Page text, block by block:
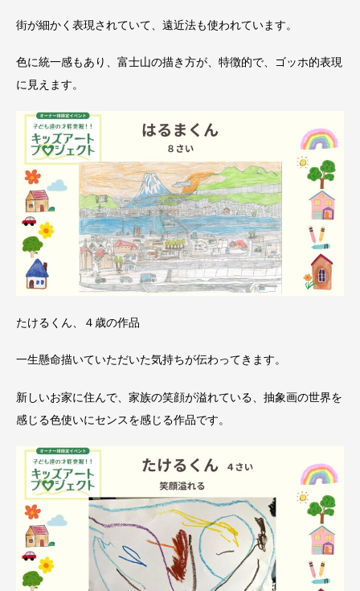
街が細かく表現されていて、遠近法も使われています。
色に統一感もあり、富士山の描き方が、特徴的で、ゴッホ的表現
に見えます。
たけるくん、４歳の作品
一生懸命描いていただいた気持ちが伝わってきます。
新しいお家に住んで、家族の笑顔が溢れている、抽象画の世界を
感じる色使いにセンスを感じる作品です。